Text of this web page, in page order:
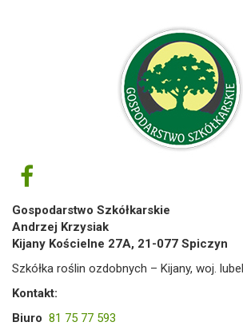
Gospodarstwo Szkółkarskie
Andrzej Krzysiak
Kijany Kościelne 27A, 21-077 Spiczyn
Szkółka roślin ozdobnych – Kijany, woj.
Kontakt:
Biuro 81 75 77 593